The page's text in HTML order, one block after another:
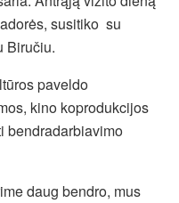
susitiko su
Biručiu.
paveldo
kino koprodukcijos
bendradarbiavimo
daug bendro, mus